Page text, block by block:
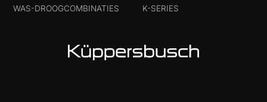
WAS-DROOGCOMBINATIES
K-SERIES